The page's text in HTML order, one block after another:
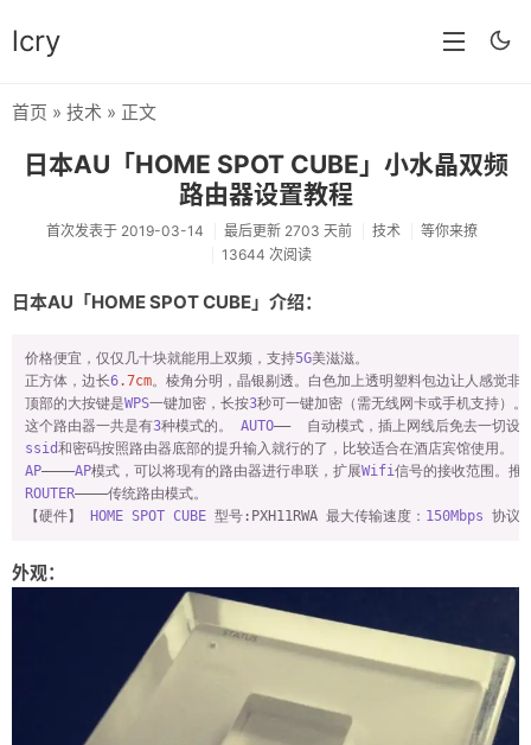
lcry
分类
分享
生活
AI
归档
留言
关于
首页 » 技术 » 正文
日本AU「HOME SPOT CUBE」小水晶双频
路由器设置教程
首次发表于 2019-03-14 最后更新 2703 天前 技术
等你来撩
13644 次阅读
日本AU「HOME SPOT CUBE」介绍：
价格便宜，仅仅几十块就能用上双频，支持5G美滋滋。
正方体，边长6.7cm。棱角分明，晶银剔透。白色加上透明塑料包边让人感觉
顶部的大按键是WPS一键加密，长按3秒可一键加密（需无线网卡或手机支持
这个路由器一共是有3种模式的。 AUTO
ssid
AP————AP模式，可以将现有的路由器进行串联，扩展Wifi
ROUTER————传统路由模式。
【硬件】 HOME SPOT CUBE 型号 :PXH11RWA 最大传输速度： 150Mbps 协议
外观：